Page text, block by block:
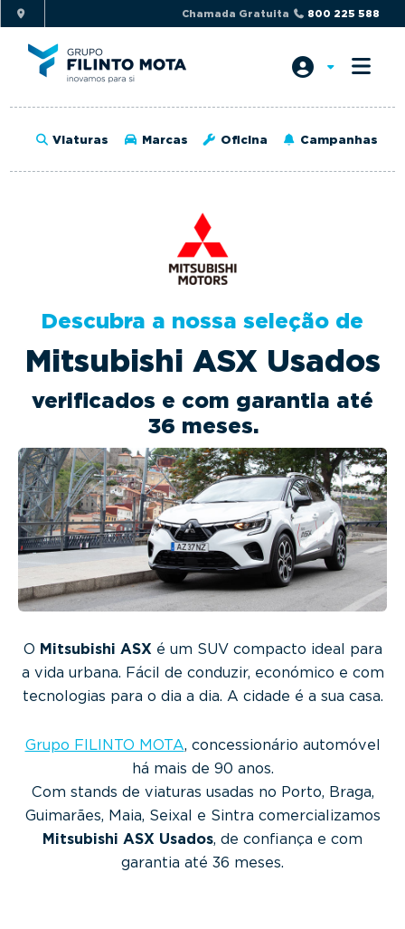
i
p
t
o
r
n
v
g
t
i
o
n
i
p
t
o
a
n
Chamada Gratuita 800 225 588
Viaturas Marcas Oficina Campanhas
Descubra a nossa seleção de
Mitsubishi ASX Usados
verificados e com garantia até
36 meses.
O Mitsubishi ASX é um SUV compacto ideal para
a vida urbana. Fácil de conduzir, económico e com
tecnologias para o dia a dia. A cidade é a sua casa.
Grupo FILINTO MOTA, concessionário automóvel
há mais de 90 anos.
Com stands de viaturas usadas no Porto, Braga,
Guimarães, Maia, Seixal e Sintra comercializamos
Mitsubishi ASX Usados, de confiança e com
garantia até 36 meses.